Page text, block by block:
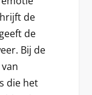
de
de
Bij de
die het